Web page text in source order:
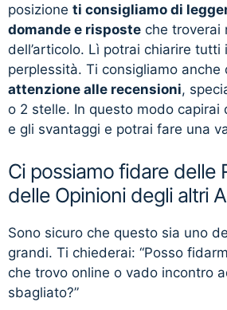
posizione ti consigliamo di
domande e risposte che troverai
dell’articolo. Lì potrai chiarire tutti
perplessità. Ti consigliamo anche
attenzione alle recensioni,
o 2 stelle. In questo modo capirai
e gli svantaggi e potrai fare una
Ci possiamo fidare delle
delle Opinioni degli altri
Sono sicuro che questo sia uno
grandi. Ti chiederai: “Posso
che trovo online o vado incontro
sbagliato?”